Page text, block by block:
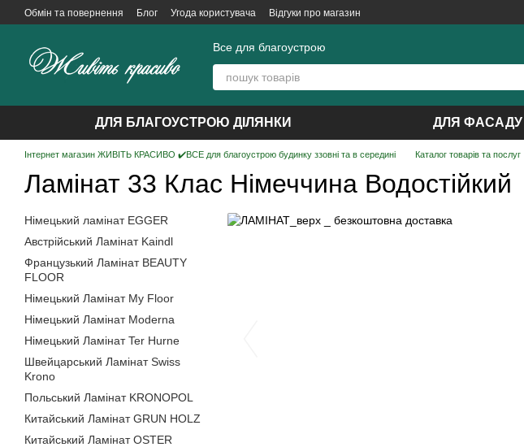
Перейти до основного контенту
Обмін та повернення Блог Угода користувача Відгуки про магазин
Все для благоустрою
ДЛЯ БЛАГОУСТРОЮ ДІЛЯНКИ ДЛЯ ФАСАДУ
Інтернет магазин ЖИВІТЬ КРАСИВО ✔️ВСЕ для благоустрою будинку ззовні та в середині Каталог товарів та послуг
Ламінат 33 Клас Німеччина Водостійкий
Німецький ламінат EGGER
Австрійський Ламінат Kaindl
Французький Ламінат BEAUTY
FLOOR
Німецький Ламінат My Floor
Німецький Ламінат Moderna
Німецький Ламінат Ter Hurne
Швейцарський Ламінат Swiss
Krono
Польський Ламінат KRONOPOL
Китайський Ламінат GRUN HOLZ
Китайський Ламінат OSTER